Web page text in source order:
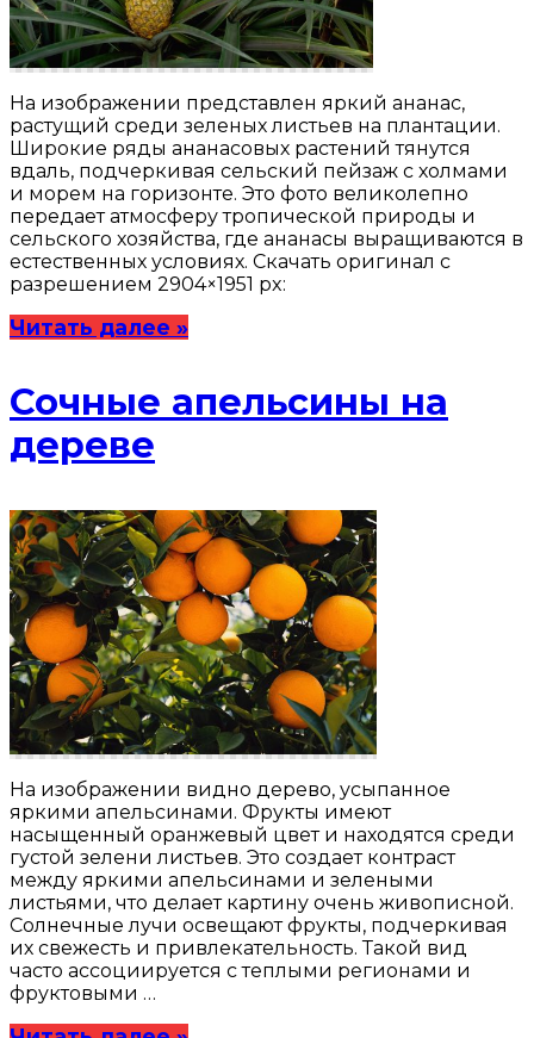
На изображении представлен яркий ананас,
растущий среди зеленых листьев на плантации.
Широкие ряды ананасовых растений тянутся
вдаль, подчеркивая сельский пейзаж с холмами
и морем на горизонте. Это фото великолепно
передает атмосферу тропической природы и
сельского хозяйства, где ананасы выращиваются в
естественных условиях. Скачать оригинал с
разрешением 2904×1951 px:
Читать далее »
Сочные апельсины на
дереве
На изображении видно дерево, усыпанное
яркими апельсинами. Фрукты имеют
насыщенный оранжевый цвет и находятся среди
густой зелени листьев. Это создает контраст
между яркими апельсинами и зелеными
листьями, что делает картину очень живописной.
Солнечные лучи освещают фрукты, подчеркивая
их свежесть и привлекательность. Такой вид
часто ассоциируется с теплыми регионами и
фруктовыми …